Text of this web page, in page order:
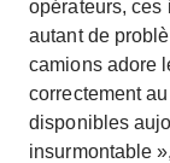
opérateurs, ces
autant de
camions adore
correctement
disponibles
insurmontable